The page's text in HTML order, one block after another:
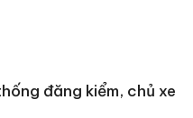
đăng kiểm, chủ xe
Cà Mau: Tiêu hủy